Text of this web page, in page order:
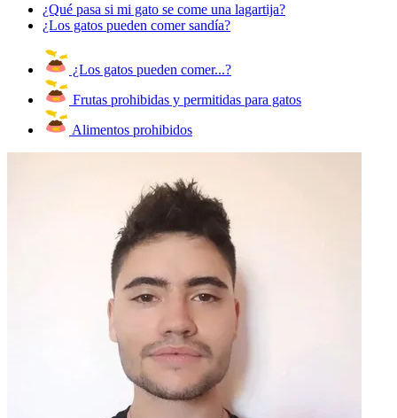
¿Qué pasa si mi gato se come una lagartija?
¿Los gatos pueden comer sandía?
¿Los gatos pueden comer...?
Frutas prohibidas y permitidas para gatos
Alimentos prohibidos